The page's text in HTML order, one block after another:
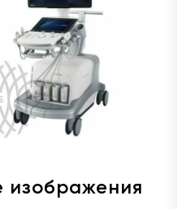
изображения